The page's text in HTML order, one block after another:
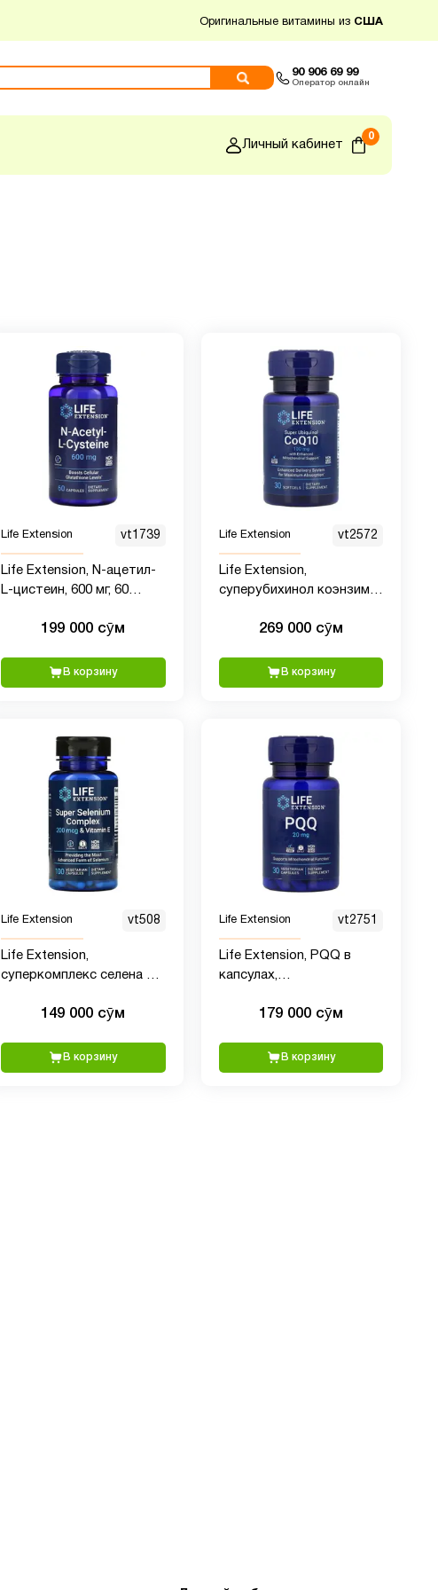
Оригинальные витамины из США
90 906 69 99
Оператор онлайн
Личный кабинет
0
Life Extension vt1739
Life Extension, N-ацетил-
L-цистеин, 600 мг, 60
199 000 сӯм
В корзину
Life Extension vt2572
Life Extension,
суперубихинол коэнзим
поддержкой
мягких таблеток
269 000 сӯм
В корзину
Life Extension vt508
Life Extension,
суперкомплекс селена с
вегетарианских капсул
149 000 сӯм
В корзину
Life Extension vt2751
Life Extension, PQQ в
капсулах,
мг, 30 капсул179 000 сӯм
В корзину